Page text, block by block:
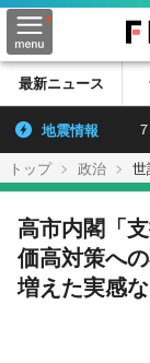
最新ニュース
地震情報 ７
トップ 政治 世
高市内閣「
価高対策へ
増えた実感